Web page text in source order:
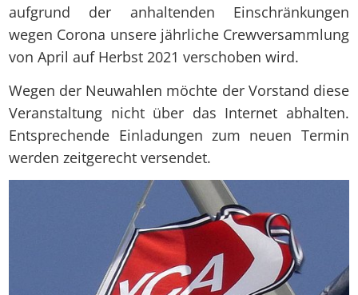
aufgrund der anhaltenden Einschränkungen
wegen Corona unsere jährliche Crewversammlung
von April auf Herbst 2021 verschoben wird.
Wegen der Neuwahlen möchte der Vorstand diese
Veranstaltung nicht über das Internet abhalten.
Entsprechende Einladungen zum neuen Termin
werden zeitgerecht versendet.